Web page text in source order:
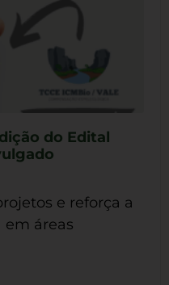
do Edital
e reforça a
em áreas